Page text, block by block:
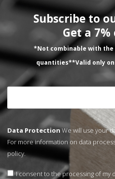
Subscribe to
Get a
*Not combinable with the
quantities**Valid only
Data ProtectionWe will use your
For more information on data
policy.
I consent to the processing of my
Spool holder roller sprocket
309,68€
VAT NOT
INCLUDED
ADD TO CART
Lo que dicen
clientes
Todavía no la hemos